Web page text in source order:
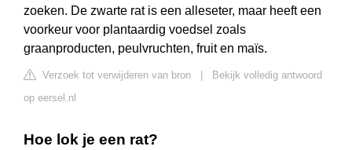
zoeken. De zwarte rat is een alleseter, maar heeft een
voorkeur voor plantaardig voedsel zoals
graanproducten, peulvruchten, fruit en maïs.
Verzoek tot verwijderen van bron
Bekijk volledig antwoord
op eersel.nl
Hoe lok je een rat?